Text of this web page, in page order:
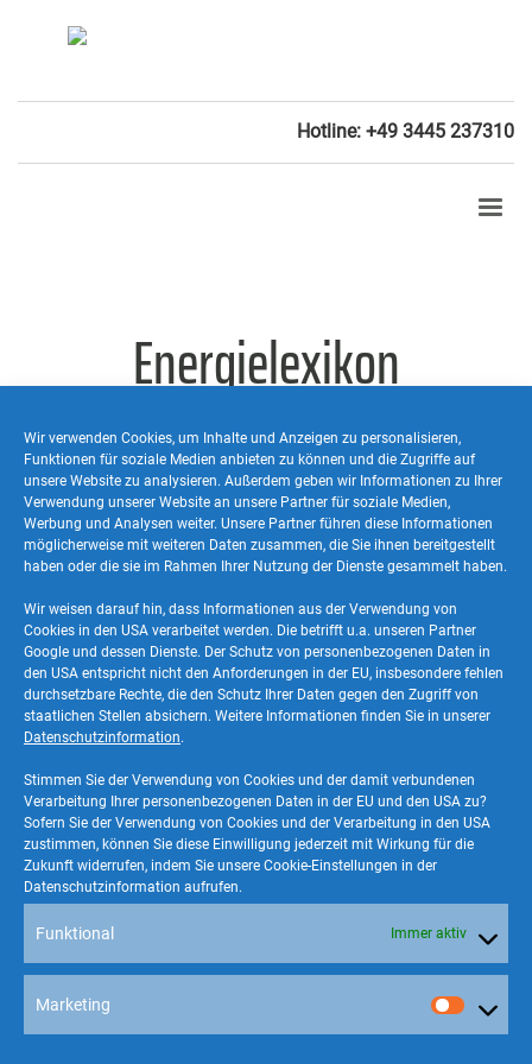
Wir verwenden Cookies, um Inhalte und Anzeigen zu personalisieren,
Funktionen für soziale Medien anbieten zu können und die Zugriffe auf
unsere Website zu analysieren. Außerdem geben wir Informationen zu Ihrer
Verwendung unserer Website an unsere Partner für soziale Medien,
Werbung und Analysen weiter. Unsere Partner führen diese Informationen
möglicherweise mit weiteren Daten zusammen, die Sie ihnen bereitgestellt
haben oder die sie im Rahmen Ihrer Nutzung der Dienste gesammelt haben.
Wir weisen darauf hin, dass Informationen aus der Verwendung von
Cookies in den USA verarbeitet werden. Die betrifft u.a. unseren Partner
Google und dessen Dienste. Der Schutz von personenbezogenen Daten in
den USA entspricht nicht den Anforderungen in der EU, insbesondere fehlen
durchsetzbare Rechte, die den Schutz Ihrer Daten gegen den Zugriff von
staatlichen Stellen absichern. Weitere Informationen finden Sie in unserer
Datenschutzinformation.
Stimmen Sie der Verwendung von Cookies und der damit verbundenen
Verarbeitung Ihrer personenbezogenen Daten in der EU und den USA zu?
Sofern Sie der Verwendung von Cookies und der Verarbeitung in den USA
zustimmen, können Sie diese Einwilligung jederzeit mit Wirkung für die
Zukunft widerrufen, indem Sie unsere Cookie-Einstellungen in der
Datenschutzinformation aufrufen.
Funktional Immer aktiv
Marketing
Hotline: +49 3445 237310
Energielexikon
Load-On-Top
Load-on-Top (LOT) ist ein Verfahren für
Tanker, das beim Reinigen der Tanks
anfallende Öl in einer Tankkammer zu
sammeln und der neu übernommenen
Ladung zuzuführen.
Zurück zur Übersicht